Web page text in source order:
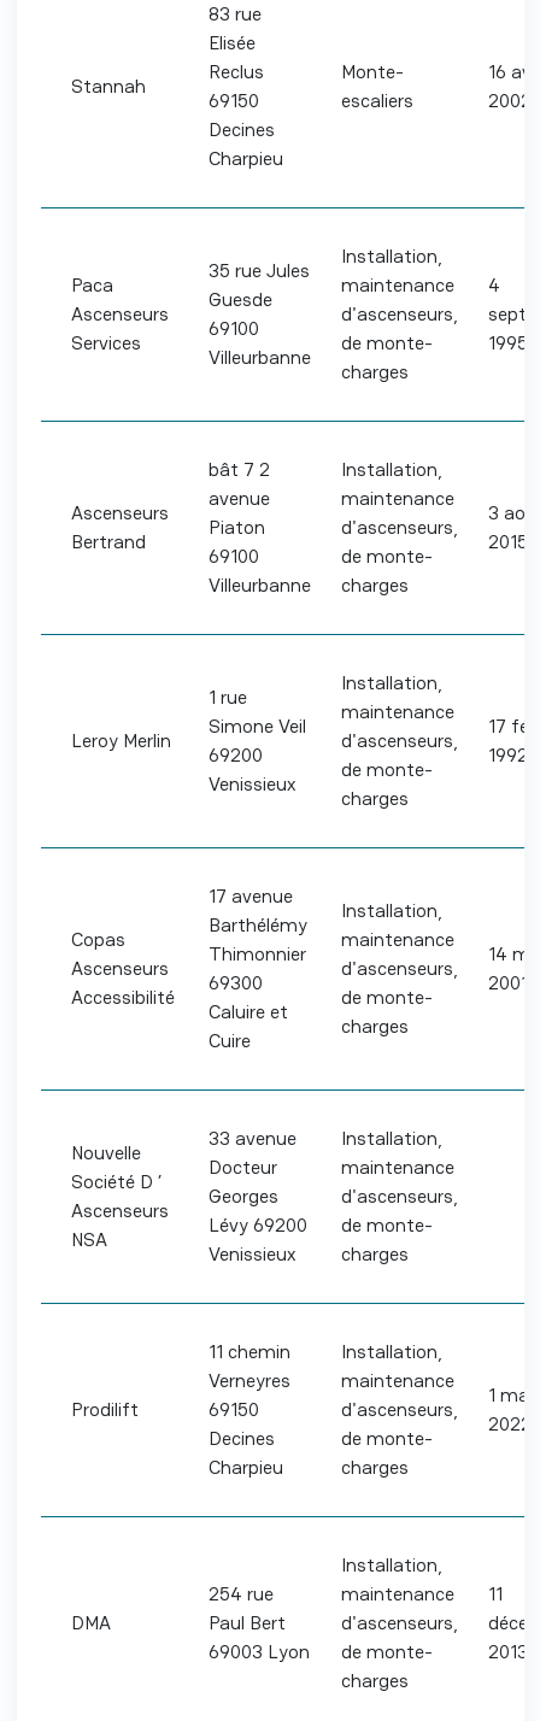
Stannah
83 rue
Elisée
Reclus
69150
Decines
Charpieu
Monte-
escaliers
16
2002
Paca
Ascenseurs
Services
35 rue Jules
Guesde
69100
Villeurbanne
Installation,
maintenance
d'ascenseurs,
de monte-
charges
4
1995
Ascenseurs
Bertrand
bât 7 2
avenue
Piaton
69100
Villeurbanne
Installation,
maintenance
d'ascenseurs,
de monte-
charges
3
2015
Leroy Merlin
1 rue
Simone Veil
69200
Venissieux
Installation,
maintenance
d'ascenseurs,
de monte-
charges
17
1992
Copas
Ascenseurs
Accessibilité
17 avenue
Barthélémy
Thimonnier
69300
Caluire et
Cuire
Installation,
maintenance
d'ascenseurs,
de monte-
charges
14
2001
Nouvelle
Société D ’
Ascenseurs
NSA
33 avenue
Docteur
Georges
Lévy 69200
Venissieux
Installation,
maintenance
d'ascenseurs,
de monte-
charges
Prodilift
11 chemin
Verneyres
69150
Decines
Charpieu
Installation,
maintenance
d'ascenseurs,
de monte-
charges
1
2022
DMA
254 rue
Paul Bert
69003 Lyon
Installation,
maintenance
d'ascenseurs,
de monte-
charges
11
2013